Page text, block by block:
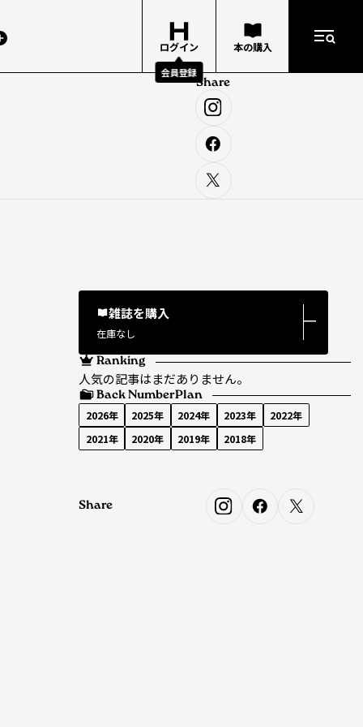
ログイン
会員登録
本の購入
Share
雑誌を購入
在庫なし
―
Ranking
人気の記事はまだありません。
Back NumberPlan
2026年 2025年 2024年 2023年
2022年
2021年
2020年 2019年 2018年
Share